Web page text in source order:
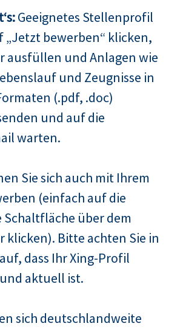
Geeignetes Stellenprofil
„Jetzt bewerben“ klicken,
ausfüllen und Anlagen wie
und Zeugnisse in
(.pdf, .doc)
und auf die
warten.
Sie sich auch mit Ihrem
(einfach auf die
über dem
Bitte achten Sie in
dass Ihr Xing-Profil
aktuell ist.
sich deutschlandweite